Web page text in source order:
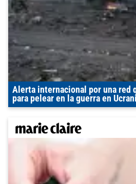
Alerta internacional por una red
para pelear en la guerra en